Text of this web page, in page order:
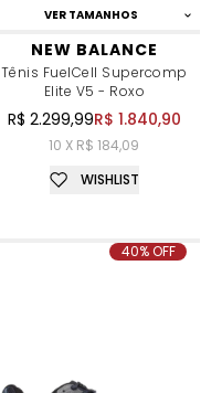
VER TAMANHOS
NEW BALANCE
Tênis FuelCell Supercomp
Elite V5 - Roxo
R$ 2.299,99R$ 1.840,90
10 X R$ 184,09
WISHLIST
40% OFF